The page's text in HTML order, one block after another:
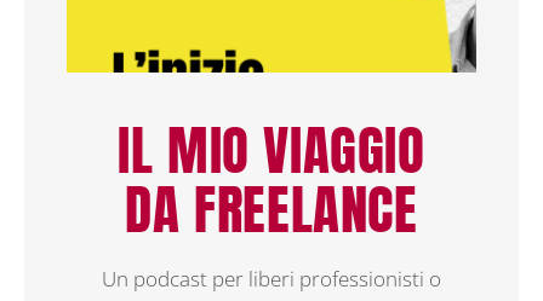
IL MIO VIAGGIO
DA FREELANCE
Un podcast per liberi professionisti o